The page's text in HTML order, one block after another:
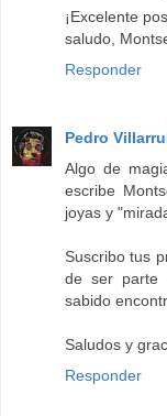
¡Excelente
saludo,
Responder
Pedro
Algo de
escribe
joyas y
Suscribo tus
de ser parte
sabido
Saludos y
Responder